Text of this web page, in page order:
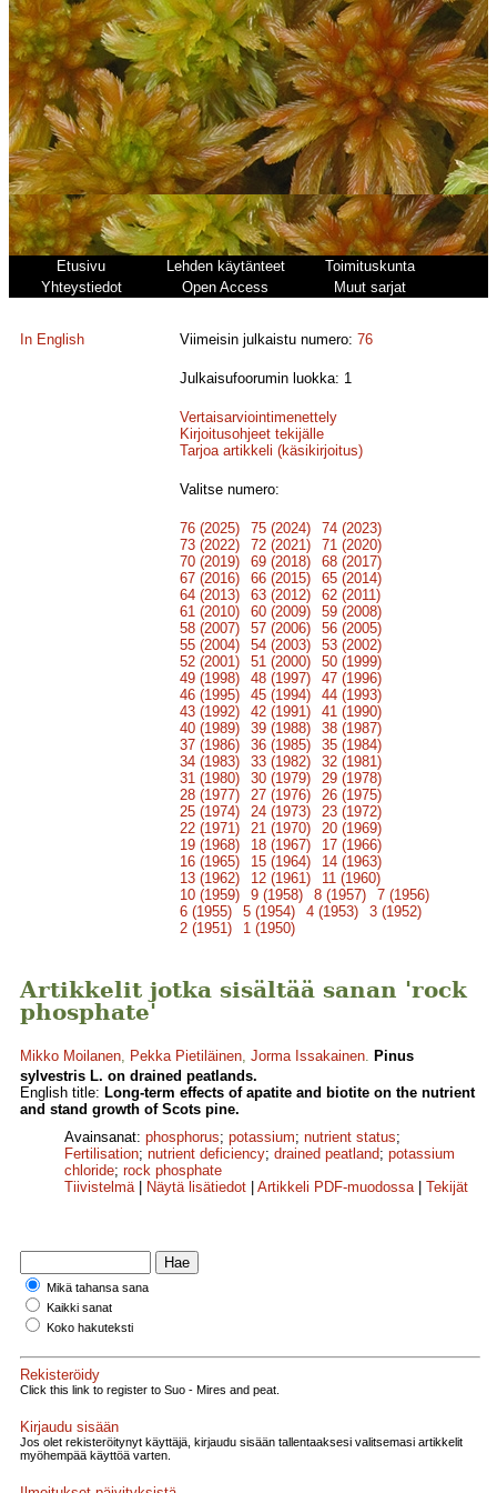
Etusivu Lehden käytänteet
Toimituskunta
Yhteystiedot
Open Access Muut sarjat
In English Viimeisin julkaistu numero:76
Julkaisufoorumin luokka: 1
Vertaisarviointimenettely
Kirjoitusohjeet tekijälle
Tarjoa artikkeli (käsikirjoitus)
Valitse numero:
76 (2025) 75 (2024)
74 (2023)
73 (2022)
72 (2021)
71 (2020)
70 (2019)
69 (2018)
68 (2017)
67 (2016)
66 (2015)
65 (2014)
64 (2013)
63 (2012)
62 (2011)
61 (2010)
60 (2009)
59 (2008)
58 (2007)
57 (2006)
56 (2005)
55 (2004)
54 (2003)
53 (2002)
52 (2001)
51 (2000)
50 (1999)
49 (1998)
48 (1997)
47 (1996)
46 (1995)
45 (1994)
44 (1993)
43 (1992)
42 (1991)
41 (1990)
40 (1989)
39 (1988)
38 (1987)
37 (1986)
36 (1985)
35 (1984)
34 (1983)
33 (1982)
32 (1981)
31 (1980)
30 (1979)
29 (1978)
28 (1977)
27 (1976)
26 (1975)
25 (1974)
24 (1973)
23 (1972)
22 (1971)
21 (1970)
20 (1969)
19 (1968)
18 (1967)
17 (1966)
16 (1965)
15 (1964)
14 (1963)
13 (1962)
12 (1961)
11 (1960)
10 (1959)
9 (1958) 8 (1957)
7 (1956)
6 (1955)
5 (1954) 4 (1953)
3 (1952)
2 (1951)
1 (1950)
Artikkelit jotka sisältää sanan 'rock
phosphate'
Mikko Moilanen, Pekka Pietiläinen, Jorma Issakainen. Pinus
sylvestris L. on drained peatlands.
English title: Long-term effects of apatite and biotite on the nutrient
and stand growth of Scots pine.
Avainsanat: phosphorus; potassium; nutrient status;
Fertilisation; nutrient deficiency; drained peatland; potassium
chloride; rock phosphate
Tiivistelmä| Näytä lisätiedot Artikkeli PDF-muodossa| Tekijät
Mikä tahansa sana
Kaikki sanat
Koko hakuteksti
Rekisteröidy
Click this link to register to Suo - Mires and peat.
Kirjaudu sisään
Jos olet rekisteröitynyt käyttäjä, kirjaudu sisään tallentaaksesi valitsemasi artikkelit
myöhempää käyttöä varten.